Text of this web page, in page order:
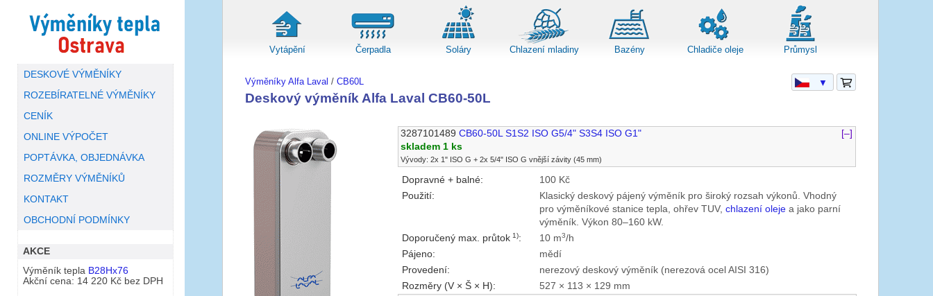
DESKOVÉ VÝMĚNÍKY
ROZEBÍRATELNÉ VÝMĚNÍKY
CENÍK
ONLINE VÝPOČET
POPTÁVKA, OBJEDNÁVKA
ROZMĚRY VÝMĚNÍKŮ
KONTAKT
OBCHODNÍ PODMÍNKY
AKCE
Výměník tepla B28Hx76
Akční cena: 14 220 Kč bez DPH
Vytápění Čerpadla Soláry Chlazení mladiny Bazény Chladiče oleje Průmysl
Výměníky Alfa Laval / CB60L
Deskový výměník Alfa Laval CB60-50L
3287101489 CB60-50L S1S2 ISO G5/4" S3S4 ISO G1"
[–]
skladem 1 ks
Vývody: 2x 1" ISO G + 2x 5/4" ISO G vnější závity (45 mm)
Dopravné + balné:
100 Kč
Použití:
Klasický deskový pájený výměník pro široký rozsah výkonů. Vhodný
pro výměníkové stanice tepla, ohřev TUV,chlazení oleje a jako parní
výměník. Výkon 80–160 kW.
Doporučený max. průtok 1): 10 m3/h
Pájeno:
mědí
Provedení:
nerezový deskový výměník (nerezová ocel AISI 316)
Rozměry (V × Š × H):
527 × 113 × 129 mm
▼